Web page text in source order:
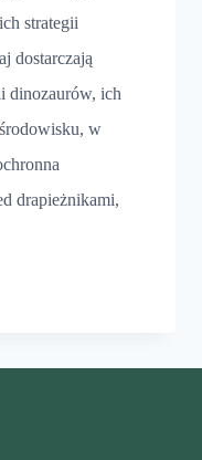
strategii
dostarczają
dinozaurów, ich
w
drapieżnikami,